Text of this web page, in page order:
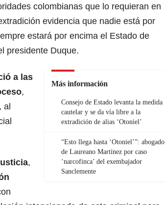
colombianas que lo requieran en
evidencia que nadie está por
estará por encima el Estado de
presidente Duque.
Más información
Consejo de Estado levanta la medida
cautelar y se da vía libre a la
extradición de alias ‘Otoniel’
“Esto llega hasta ‘Otoniel’”: abogado
de Laureano Martínez por caso
‘narcofinca’ del exembajador
Sanclemente
a las
,
al
,